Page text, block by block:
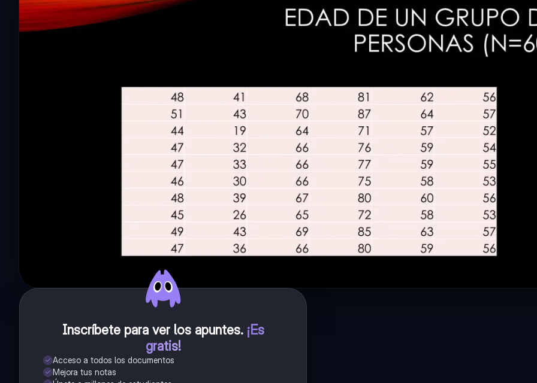
Inscríbete para ver los apuntes. ¡Es
gratis!
Acceso a todos los documentos
Mejora tus notas